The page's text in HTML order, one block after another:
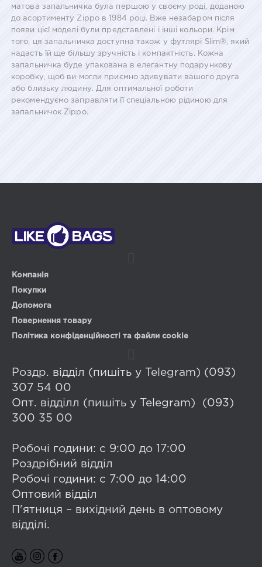
матова запальничка була першою у своєму роді, доданою
до асортименту Zippo в 1984 році. Вже незабаром після
появи цієї моделі були представлені і інші кольори. Крім
того, ця запальничка доступна також у футлярі Slim®, який
надасть їй ще більшу зручність і компактність. Кожна
запальничка буде упакована в елегантну подарункову
коробку, щоб ви могли приємно здивувати вашого друга
або близьку людину. Для оптимальної роботи
рекомендуємо заправляти її спеціальною рідиною для
запальничок Zippo.
Компанія
Покупки
Допомога
Повернення товару
Політика конфіденційності та файли cookie
Роздр. відділ (пишіть у Telegram) (093)
307 54 00
Опт. відділл (пишіть у Telegram) (093)
300 35 00
Робочі години: с 9:00 до 17:00
Роздрібний відділ
Робочі години: с 7:00 до 14:00
Оптовий відділ
П'ятниця – вихідний день в оптовому
відділі.